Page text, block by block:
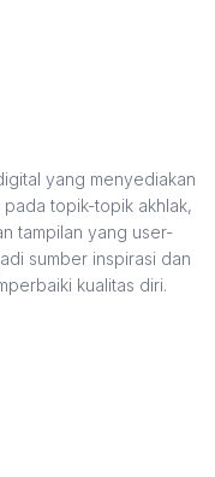
yang menyediakan
topik-topik akhlak,
tampilan yang user-
sumber inspirasi dan
kualitas diri.